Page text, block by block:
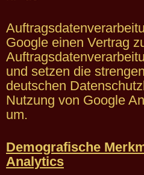
Google einen Vertrag
und setzen die
deutschen
Nutzung von Google
um.
Demografische
Analytics